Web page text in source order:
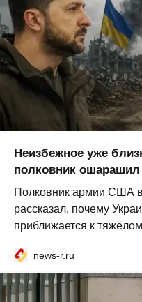
Неизбежное уже
полковник ошарашил
Полковник армии США в
рассказал, почему
приближается к
news-r.ru